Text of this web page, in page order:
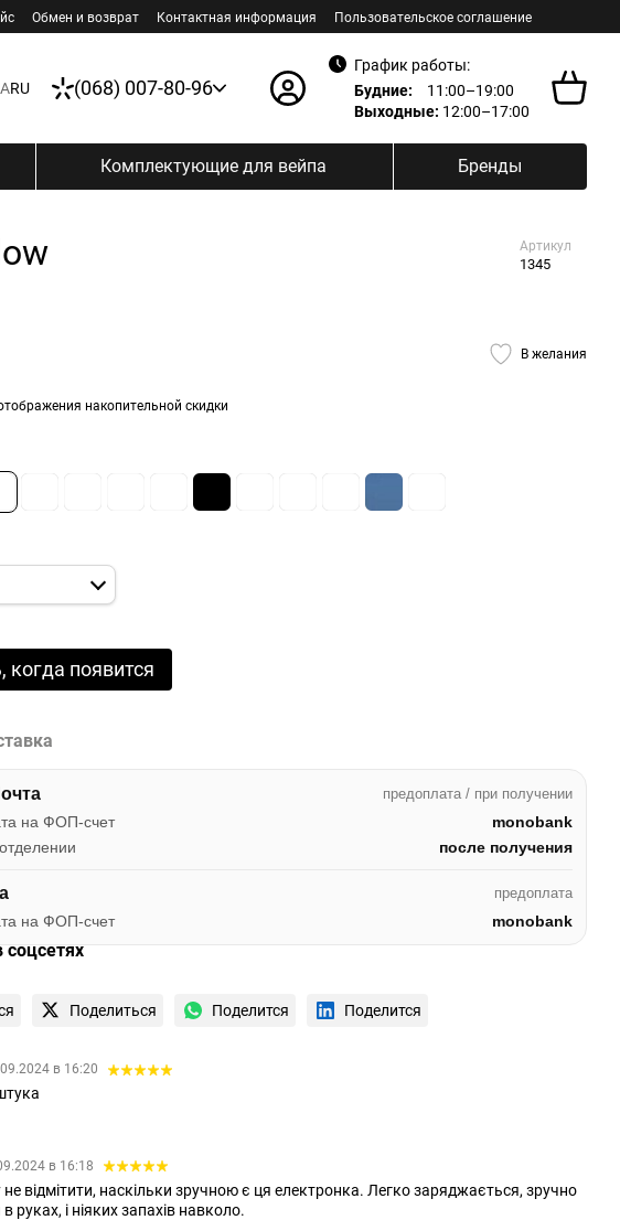
Обмен и возврат Контактная информация Пользовательское соглашение
RU (068) 007-80-96
График работы:
Будние:
11:00–19:00
Выходные: 12:00–17:00
Комплектующие для вейпа Бренды
Артикул
1345
В желания
накопительной скидки
когда появится
предоплата / при получении
на ФОП-счет
monobank
после получения
предоплата
на ФОП-счет monobank
соцсетях
Поделиться Поделится Поделится
в 16:20
в 16:18
відмітити, наскільки зручною є ця електронка. Легко заряджається, зручно
руках, і ніяких запахів навколо.